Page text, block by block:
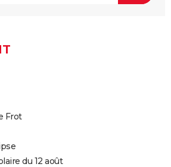
Frot
du 12 août